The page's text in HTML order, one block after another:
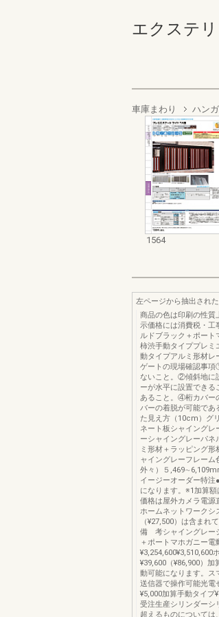
エクステ
車庫まわり ハン
1564
左ページから抽出され
商品の色は印刷の性質
示価格には消費税・工
ルドブラック＋ポート
柿渋手動タイププレミ
動タイプアルミ形材レ
ゲートの現場確認事
ないこと。②傾斜地に
ーが水平に設置でき
あること。④桁カバー
バーの着脱が可能であ
た見え方（10cm）グ
ネート板シャイングレ
ーシャイングレーパネ
ミ形材＋ラッピング
ャイングレーフレーム
外々）５
イージーオーダー特注
になります。※1加算
価格は屋外カメラ電源
ホームネットワークシ
（¥27,500）は含ま
備 考シャイングレー
＋ポートマホガニー
¥3,254,600¥3,510,600
¥39,600（¥86,900）
動可能になります。ス
送信器で操作可能光電
¥5,000加算手動タイプ
受注生産シリンダーシ
超えるものについては